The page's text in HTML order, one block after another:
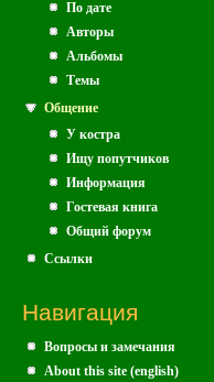
По дате
Авторы
Альбомы
Темы
Общение
У костра
Ищу попутчиков
Информация
Гостевая книга
Общий форум
Ссылки
Навигация
Вопросы и замечания
About this site (english)